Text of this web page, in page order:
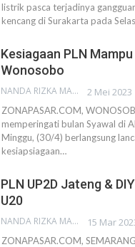
listrik pasca terjadinya
kencang di Surakarta pada
Kesiagaan PLN
Wonosobo
NANDA RIZKA MAHENDRA 2 Mei 2023
ZONAPASAR.COM,
memperingati bulan Syawal di
Minggu, (30/4) berlangsung
kesiapsiagaan…
PLN UP2D Jateng &
U20
NANDA RIZKA MAHENDRA 15 Mar
ZONAPASAR.COM,